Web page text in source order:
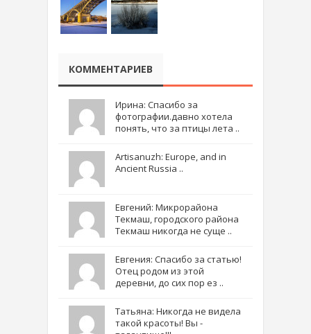
КОММЕНТАРИЕВ
Ирина: Спасибо за
фотографии.давно хотела
понять, что за птицы лета ..
Artisanuzh: Europe, and in
Ancient Russia ..
Евгений: Микрорайона
Текмаш, городского района
Текмаш никогда не суще ..
Евгения: Спасибо за статью!
Отец родом из этой
деревни, до сих пор ез ..
Татьяна: Никогда не видела
такой красоты! Вы -